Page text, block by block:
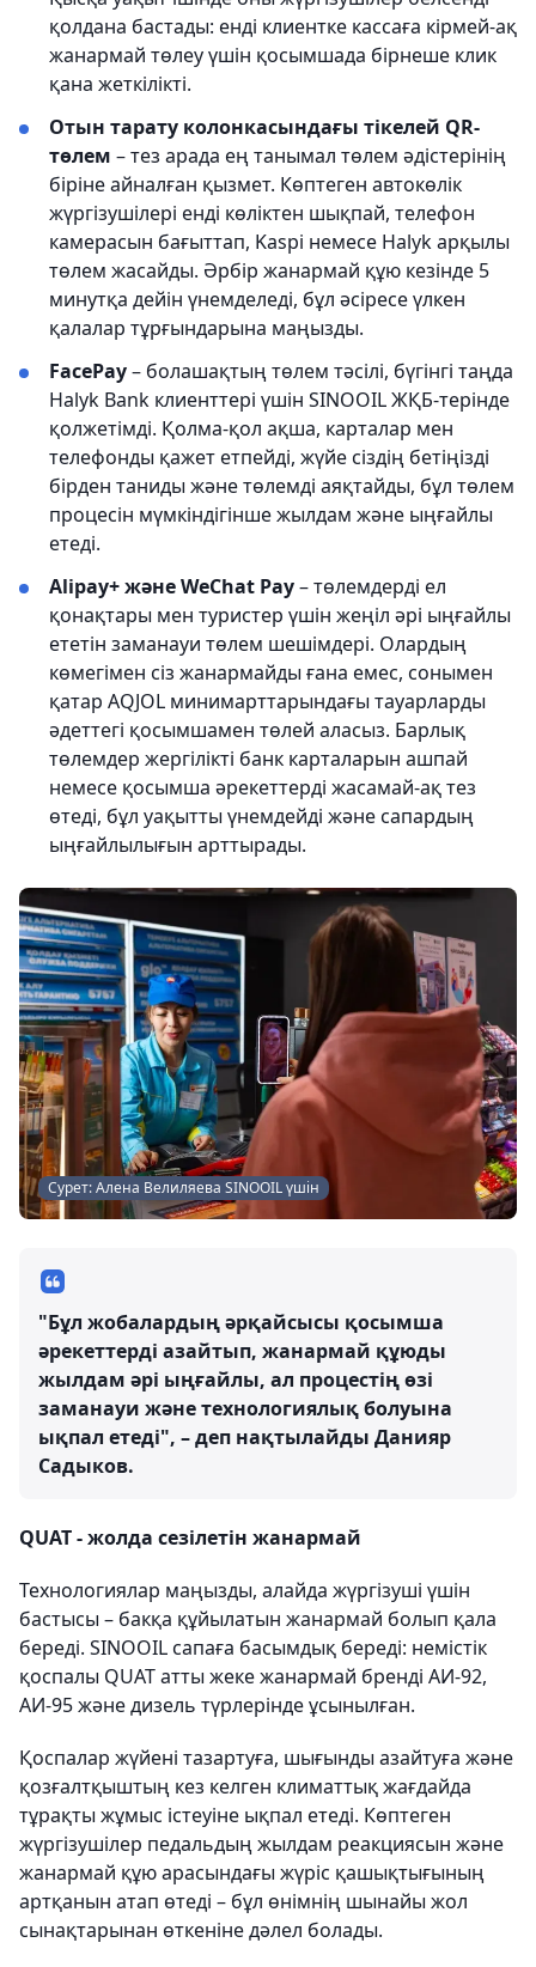
қолдана бастады: енді клиентке кассаға кірмей-ақ
жанармай төлеу үшін қосымшада бірнеше клик
қана жеткілікті.
Отын тарату колонкасындағы тікелей QR-
төлем – тез арада ең танымал төлем әдістерінің
біріне айналған қызмет. Көптеген автокөлік
жүргізушілері енді көліктен шықпай, телефон
камерасын бағыттап, Kaspi немесе Halyk арқылы
төлем жасайды. Әрбір жанармай құю кезінде 5
минутқа дейін үнемделеді, бұл әсіресе үлкен
қалалар тұрғындарына маңызды.
FacePay– болашақтың төлем тәсілі, бүгінгі таңда
Halyk Bank клиенттері үшін SINOOIL ЖҚБ-терінде
қолжетімді. Қолма-қол ақша, карталар мен
телефонды қажет етпейді, жүйе сіздің бетіңізді
бірден таниды және төлемді аяқтайды, бұл төлем
процесін мүмкіндігінше жылдам және ыңғайлы
етеді.
Alipay+ және WeChat Pay– төлемдерді ел
қонақтары мен туристер үшін жеңіл әрі ыңғайлы
ететін заманауи төлем шешімдері. Олардың
көмегімен сіз жанармайды ғана емес, сонымен
қатар AQJOL минимарттарындағы тауарларды
әдеттегі қосымшамен төлей аласыз. Барлық
төлемдер жергілікті банк карталарын ашпай
немесе қосымша әрекеттерді жасамай-ақ тез
өтеді, бұл уақытты үнемдейді және сапардың
ыңғайлылығын арттырады.
Сурет: Алена Велиляева SINOOIL үшін
"Бұл жобалардың әрқайсысы қосымша
әрекеттерді азайтып, жанармай құюды
жылдам әрі ыңғайлы, ал процестің өзі
заманауи және технологиялық болуына
ықпал етеді", – деп нақтылайды Данияр
Садыков.
QUAT - жолда сезілетін жанармай
Технологиялар маңызды, алайда жүргізуші үшін
бастысы – бакқа құйылатын жанармай болып қала
береді. SINOOIL сапаға басымдық береді: немістік
қоспалы QUAT атты жеке жанармай бренді АИ-92,
АИ-95 және дизель түрлерінде ұсынылған.
Қоспалар жүйені тазартуға, шығынды азайтуға және
қозғалтқыштың кез келген климаттық жағдайда
тұрақты жұмыс істеуіне ықпал етеді. Көптеген
жүргізушілер педальдың жылдам реакциясын және
жанармай құю арасындағы жүріс қашықтығының
артқанын атап өтеді – бұл өнімнің шынайы жол
сынақтарынан өткеніне дәлел болады.